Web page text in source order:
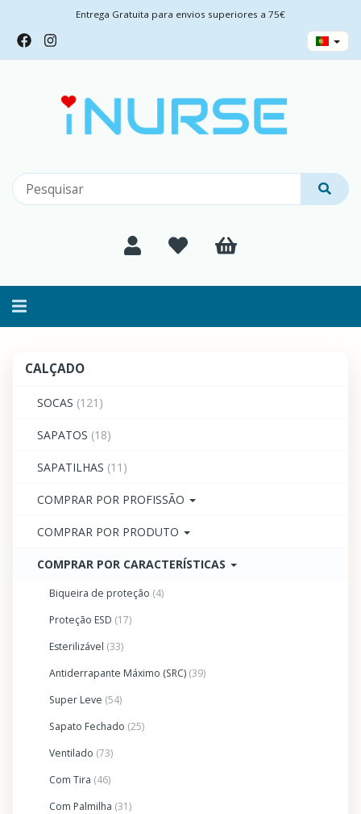
Entrega Gratuita para envios superiores a 75€
Alternar
CALÇADO
SOCAS (121)
SAPATOS (18)
SAPATILHAS (11)
COMPRAR POR PROFISSÃO
COMPRAR POR PRODUTO
COMPRAR POR CARACTERÍSTICAS
Biqueira de proteção (4)
Proteção ESD (17)
Esterilizável (33)
Antiderrapante Máximo (SRC) (39)
Super Leve (54)
Sapato Fechado (25)
Ventilado (73)
Com Tira (46)
Com Palmilha (31)